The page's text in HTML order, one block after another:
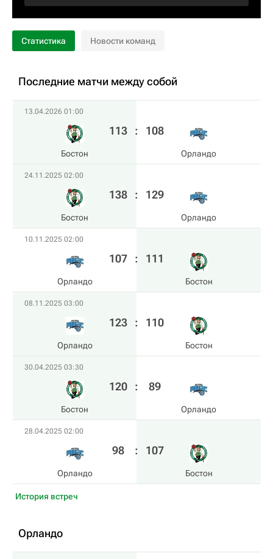
Статистика Новости команд
Последние матчи между собой
13.04.2026 01:00
Бостон
113 : 108
Орландо
24.11.2025 02:00
Бостон
138 : 129
Орландо
10.11.2025 02:00
Орландо
107 : 111
Бостон
08.11.2025 03:00
Орландо
123 : 110
Бостон
30.04.2025 03:30
Бостон
120 : 89
Орландо
28.04.2025 02:00
Орландо
98 : 107
Бостон
История встреч
Орландо